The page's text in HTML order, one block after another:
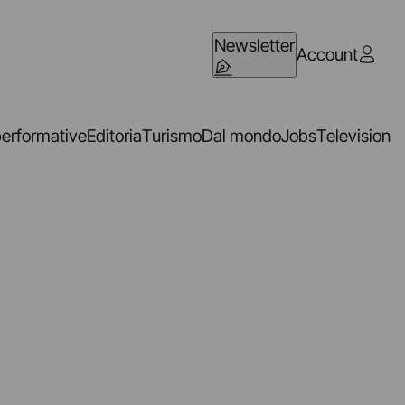
NewsletterAccount
EditoriaTurismoDal mondoJobsTelevision